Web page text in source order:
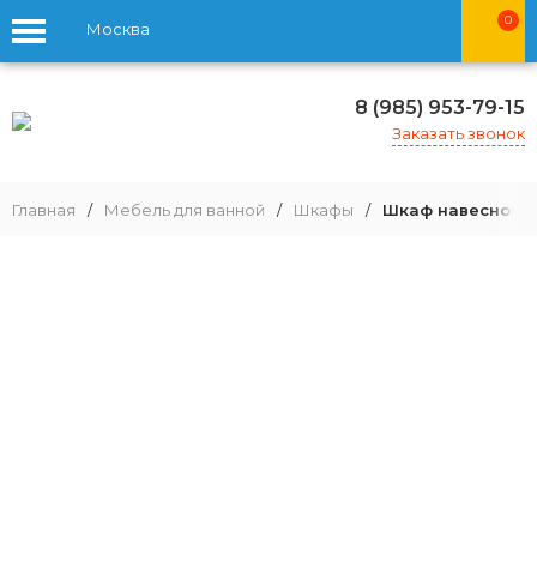
Москва 0
8 (985) 953-79-15
Заказать звонок
Главная / Мебель для ванной / Шкафы / Шкаф навесной